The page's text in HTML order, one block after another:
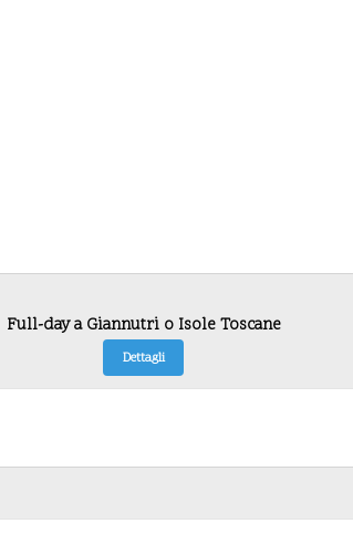
Full-day a Giannutri o Isole Toscane
Dettagli